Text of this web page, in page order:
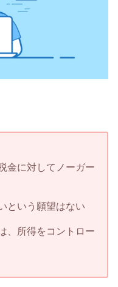
金に対してノーガー
という願望はない
、所得をコントロー